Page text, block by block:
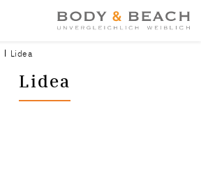
Lidea
Lidea